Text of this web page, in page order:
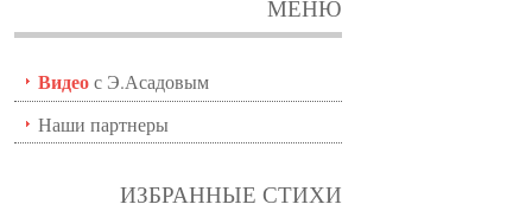
МЕНЮ
Видеос Э.Асадовым
Наши партнеры
ИЗБРАННЫЕ СТИХИ